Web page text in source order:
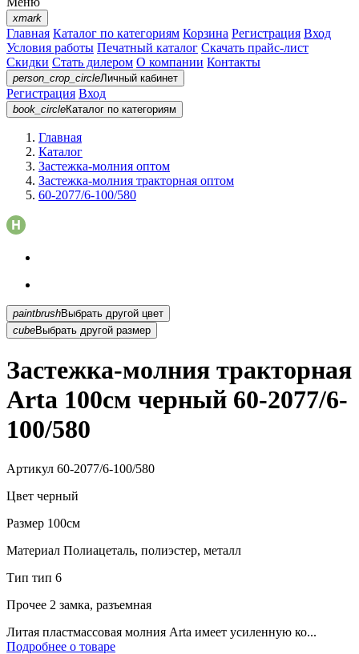
xmark
Главная Каталог по категориям Корзина Регистрация Вход
Условия работы Печатный каталог Скачать прайс-лист
Скидки Стать дилером О компании Контакты
person_crop_circleЛичный кабинет
Регистрация Вход
book_circleКаталог по категориям
Главная
Каталог
Застежка-молния оптом
Застежка-молния тракторная оптом
60-2077/6-100/580
paintbrush
Выбрать другой цвет
cubeВыбрать другой размер
Застежка-молния тракторная
Arta 100см черный 60-2077/6-
100/580
Артикул 60-2077/6-100/580
Цвет черный
Размер 100см
Материал Полиацеталь, полиэстер, металл
Тип тип 6
Прочее 2 замка, разъемная
Литая пластмассовая молния Arta имеет усиленную ко...
Подробнее о товаре